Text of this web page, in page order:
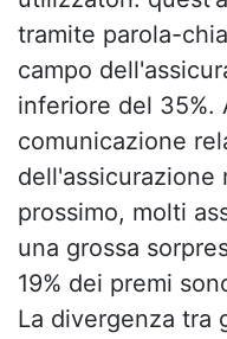
tramite parola-
campo
inferiore del 35%.
comunicazione
dell'assicurazione
prossimo, molti
una grossa
19% dei premi
La divergenza tra